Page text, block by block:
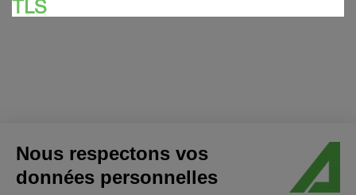
Nous respectons vos
données personnelles
TLS